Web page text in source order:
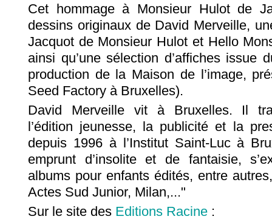
Cet hommage à Monsieur Hulot de
dessins originaux de David Merveille,
Jacquot de Monsieur Hulot et Hello
ainsi qu’une sélection d’affiches issue
production de la Maison de l’image,
Seed Factory à Bruxelles).
David Merveille vit à Bruxelles. Il
l’édition jeunesse, la publicité et la
depuis 1996 à l’Institut Saint-Luc à
emprunt d’insolite et de fantaisie,
albums pour enfants édités, entre
Actes Sud Junior, Milan,..."
Sur le site des Editions Racine :